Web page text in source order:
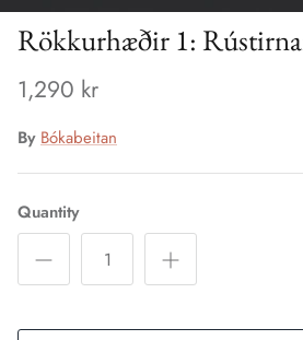
Rökkurhæðir 1:
1,290 kr
By Bókabeitan
Quantity